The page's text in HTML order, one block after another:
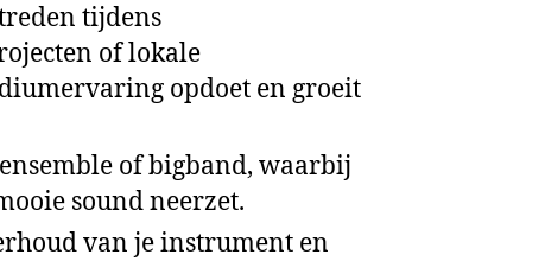
tijdens
of lokale
opdoet en groeit
of bigband, waarbij
sound neerzet.
van je instrument en